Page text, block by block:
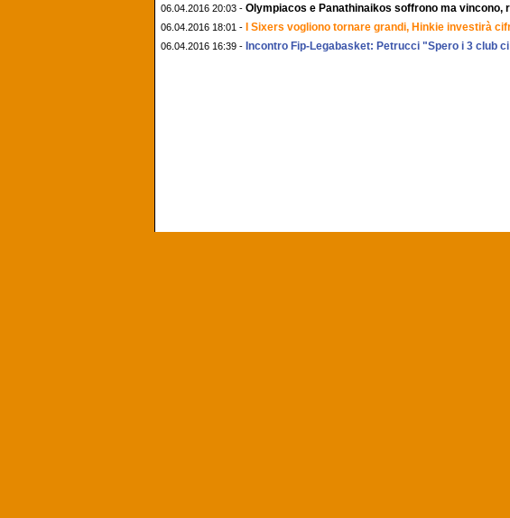
06.04.2016 20:03 - Olympiacos e Panathinaikos soffrono ma vincono,
06.04.2016 18:01 - I Sixers vogliono tornare grandi, Hinkie investirà
06.04.2016 16:39 - Incontro Fip-Legabasket: Petrucci "Spero i 3 club